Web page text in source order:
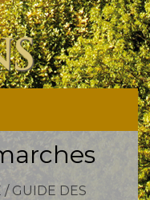
/ GUIDE DES